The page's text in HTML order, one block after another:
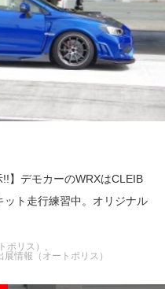
!!】デモカーのWRXはCLEIB
ト走行練習中。オリジナル
ポリス）
展情報（オートポリス）